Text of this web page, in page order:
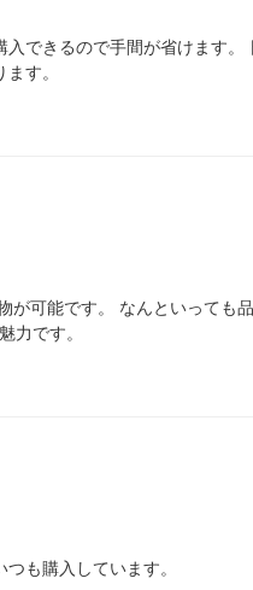
できるので手間が省けます
す。
可能です。 なんといっても
力です。
も購入しています。